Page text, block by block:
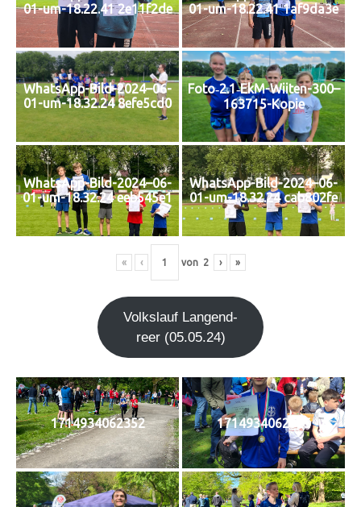
01-um-18.22.41 2e11f2de
01-um-18.22.41 1af9da3e
WhatsApp-Bild-2024–06-
01-um-18.32.24 8efe5cd0
Foto‑2.1‑EkM-Wiiten-300–
163715-Kopie
WhatsApp-Bild-2024–06-
01-um-18.32.24 eeb545e1
WhatsApp-Bild-2024–06-
01-um-18.32.24 cab802fe
« ‹ von 2 › »
Volks­lauf Lan­gen­d­
re­er (05.05.24)
1714934062352 1714934062525